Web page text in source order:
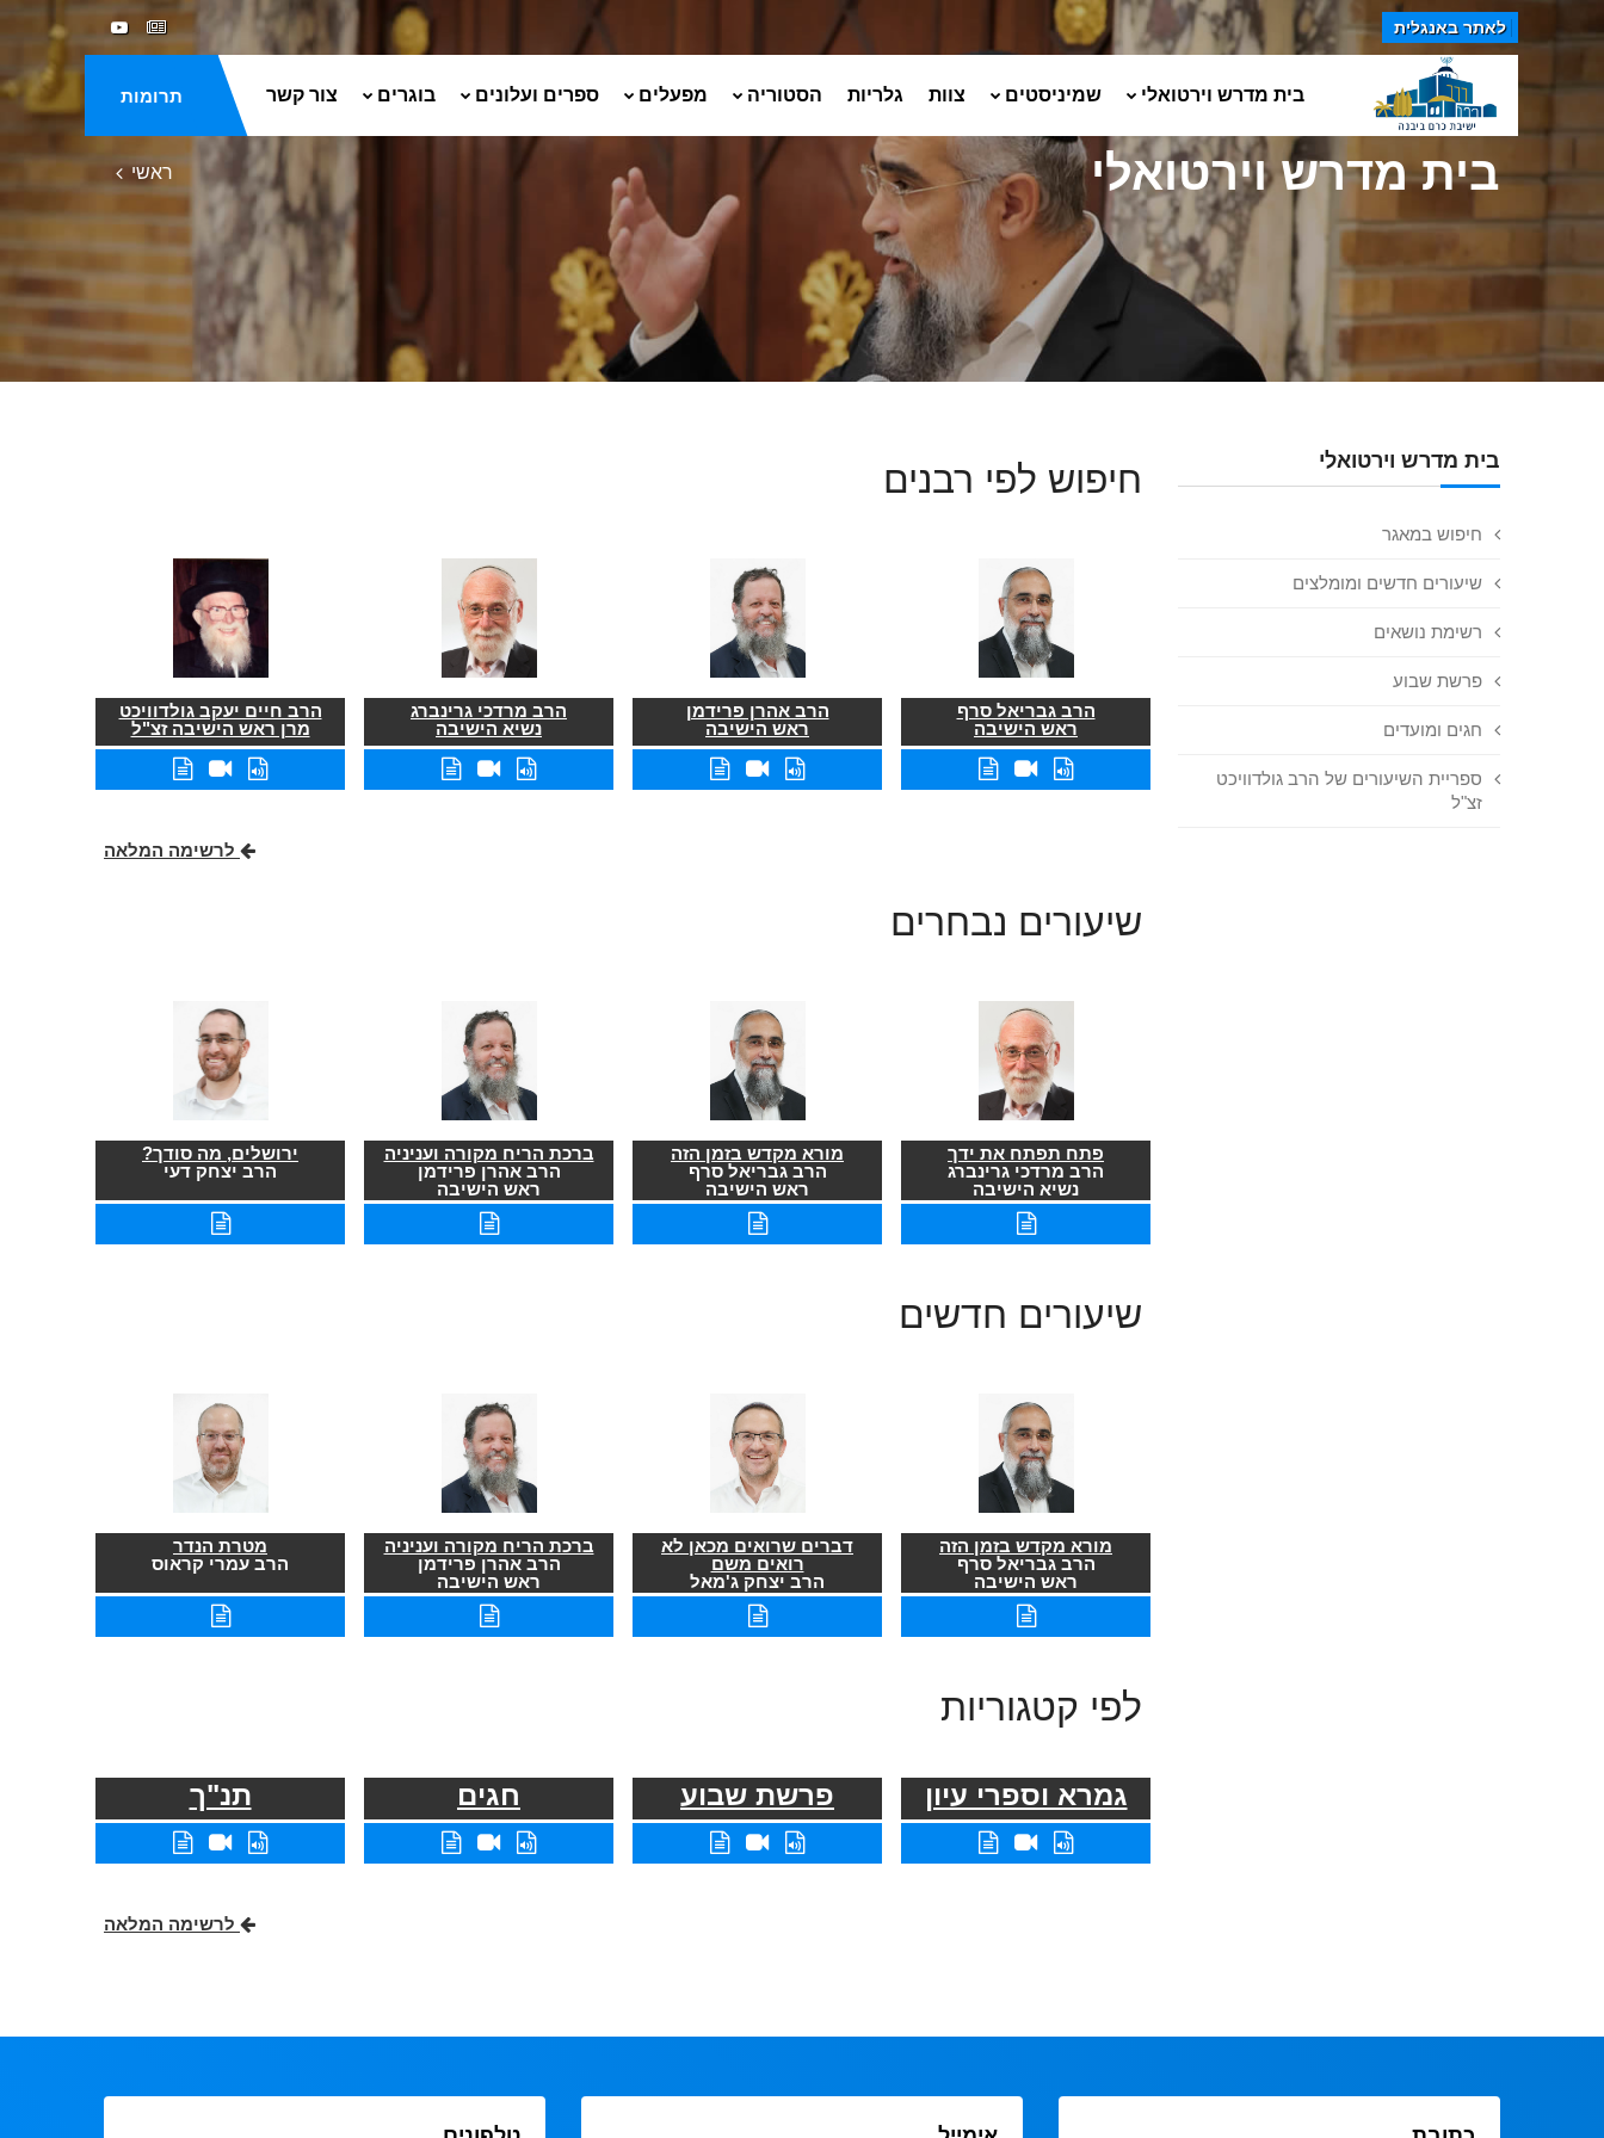
לאתר באנגלית
תרומות בית מדרש וירטואלי שמיניסטים צוות גלריות הסטוריה מפעלים ספרים ועלונים בוגרים צור קשר
בית מדרש וירטואלי ראשי
בית מדרש וירטואלי
חיפוש במאגר
שיעורים חדשים ומומלצים
רשימת נושאים
פרשת שבוע
חגים ומועדים
ספריית השיעורים של הרב גולדוויכט
זצ"ל
חיפוש לפי רבנים
הרב גבריאל סרף
ראש הישיבה
הרב אהרן פרידמן
ראש הישיבה
הרב מרדכי גרינברג
נשיא הישיבה
הרב חיים יעקב גולדוויכט
מרן ראש הישיבה זצ"ל
לרשימה המלאה
שיעורים נבחרים
פתח תפתח את ידך
הרב מרדכי גרינברג
נשיא הישיבה
מורא מקדש בזמן הזה
הרב גבריאל סרף
ראש הישיבה
ברכת הריח מקורה ועניניה
הרב אהרן פרידמן
ראש הישיבה
ירושלים, מה סודך?
הרב יצחק דעי
שיעורים חדשים
מורא מקדש בזמן הזה
הרב גבריאל סרף
ראש הישיבה
דברים שרואים מכאן לא
רואים משם
הרב יצחק ג'מאל
ברכת הריח מקורה ועניניה
הרב אהרן פרידמן
ראש הישיבה
מטרת הנדר
הרב עמרי קראוס
לפי קטגוריות
גמרא וספרי עיון פרשת שבוע חגים תנ"ך
לרשימה המלאה